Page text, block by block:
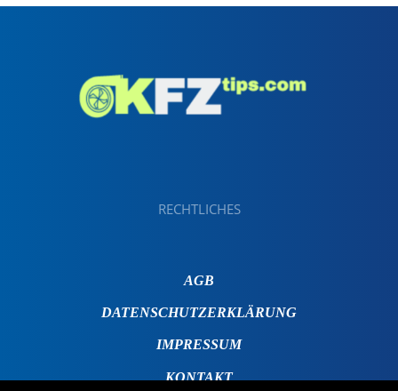
RECHTLICHES
AGB
DATENSCHUTZERKLÄRUNG
IMPRESSUM
KONTAKT